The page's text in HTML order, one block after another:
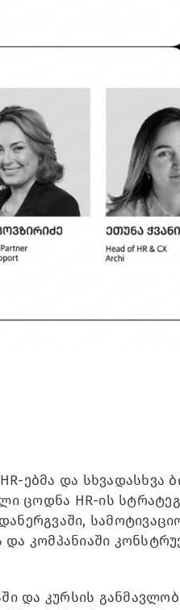
ებმა და სხვადასხვა
ცოდნა HR-ის
კომპანიაში
და კურსის